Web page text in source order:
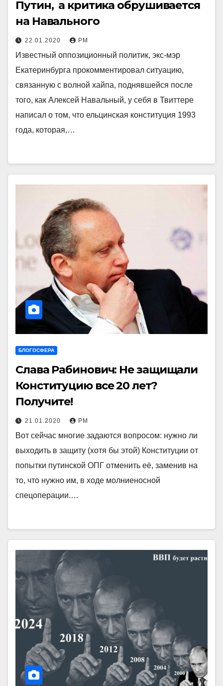
Путин, а критика обрушивается
на Навального
22.01.2020 РМ
Известный оппозиционный политик, экс-мэр
Екатеринбурга прокомментировал ситуацию,
связанную с волной хайпа, поднявшейся после
того, как Алексей Навальный, у себя в Твиттере
написал о том, что ельцинская конституция 1993
года, которая,…
БЛОГОСФЕРА
Слава Рабинович: Не защищали
Конституцию все 20 лет?
Получите!
21.01.2020 РМ
Вот сейчас многие задаются вопросом: нужно ли
выходить в защиту (хотя бы этой) Конституции от
попытки путинской ОПГ отменить её, заменив на
то, что нужно им, в ходе молниеносной
спецоперации.…